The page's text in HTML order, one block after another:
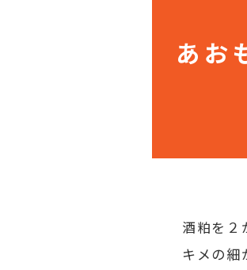
あお
酒粕を２
キメの